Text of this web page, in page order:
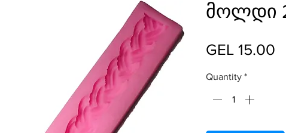
მოლდი
GEL 15.00
Quantity *